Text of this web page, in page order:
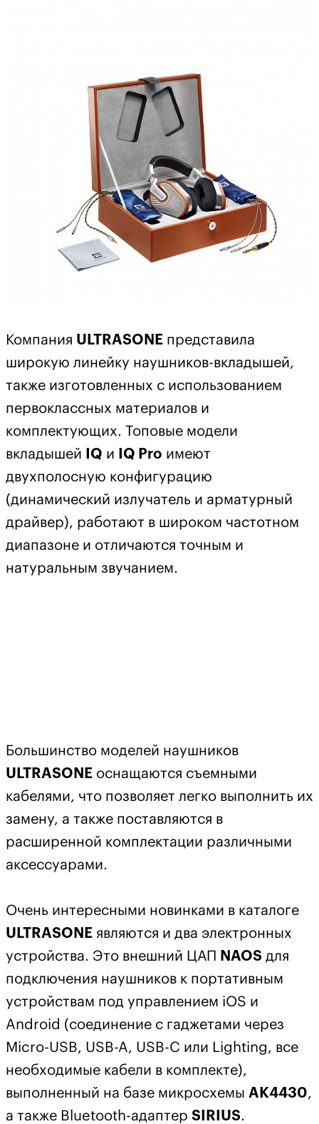
Компания ULTRASONE представила
широкую линейку наушников-вкладышей,
также изготовленных с использованием
первоклассных материалов и
комплектующих. Топовые модели
вкладышей
IQ и IQ Pro имеют
двухполосную конфигурацию
(динамический излучатель и арматурный
драйвер), работают в широком частотном
диапазоне и отличаются точным и
натуральным звучанием.
Большинство моделей наушников
ULTRASONE оснащаются съемными
кабелями, что позволяет легко выполнить их
замену, а также поставляются в
расширенной комплектации различными
аксессуарами.
Очень интересными новинками в каталоге
ULTRASONE являются и два электронных
устройства. Это внешний ЦАП NAOS для
подключения наушников к портативным
устройствам под управлением iOS и
Android (соединение с гаджетами через
Micro-USB, USB-A, USB-C или Lighting, все
необходимые кабели в комплекте),
выполненный на базе микросхемы AK4430,
а также Bluetooth-адаптер SIRIUS.